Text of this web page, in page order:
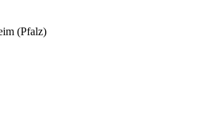
(Pfalz)